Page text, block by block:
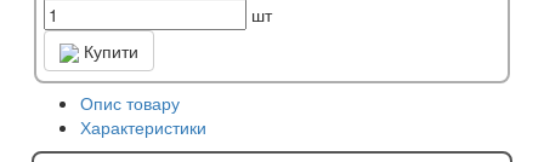
шт
Купити
Опис товару
Характеристики